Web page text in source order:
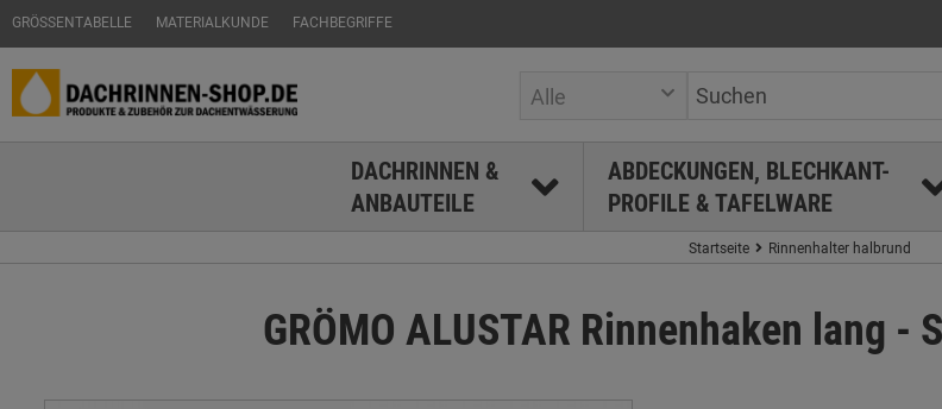
GRÖSSENTABELLE MATERIALKUNDE FACHBEGRIFFE
Alle
DACHRINNEN &
ANBAUTEILE
ABDECKUNGEN, BLECHKANT-
PROFILE & TAFELWARE
Startseite Rinnenhalter halbrund
GRÖMO ALUSTAR Rinnenhaken lang -